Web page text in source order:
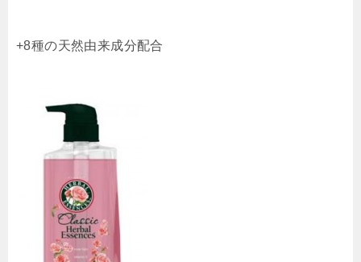
+8種の天然由来成分配合